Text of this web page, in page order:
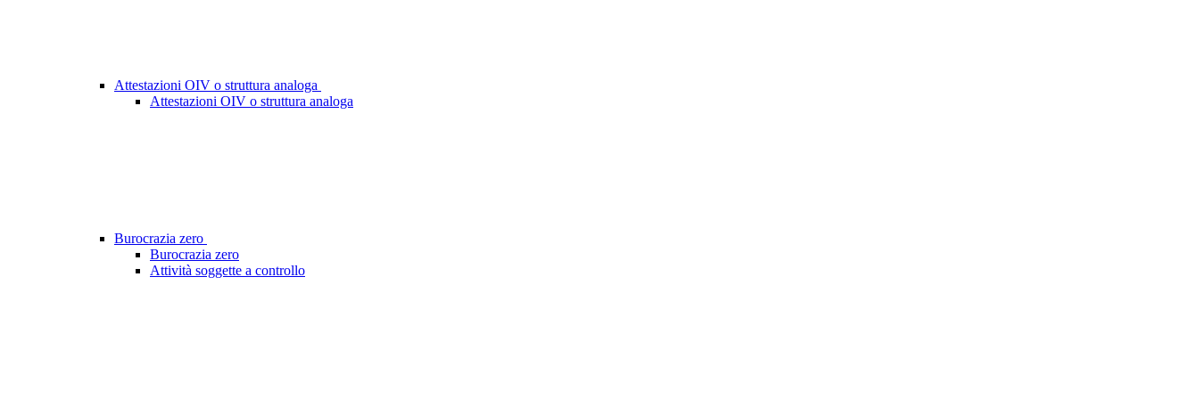
Attestazioni OIV o struttura analoga
Attestazioni OIV o struttura analoga
Burocrazia zero
Burocrazia zero
Attività soggette a controllo